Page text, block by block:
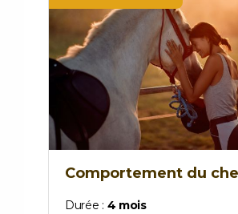
Comportement du
Durée : 4 mois